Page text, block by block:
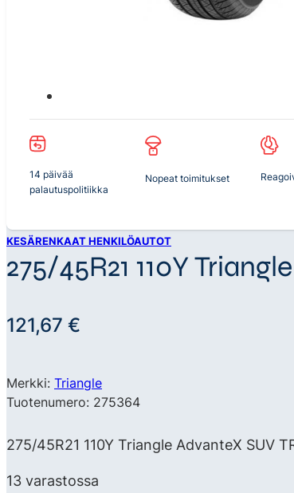
14 päivää
palautuspolitiikka
Nopeat toimitukset
KESÄRENKAAT HENKILÖAUTOT
275/45R21 110Y
121,67 €
Merkki: Triangle
Tuotenumero: 275364
275/45R21 110Y Triangle AdvanteX SUV
13 varastossa